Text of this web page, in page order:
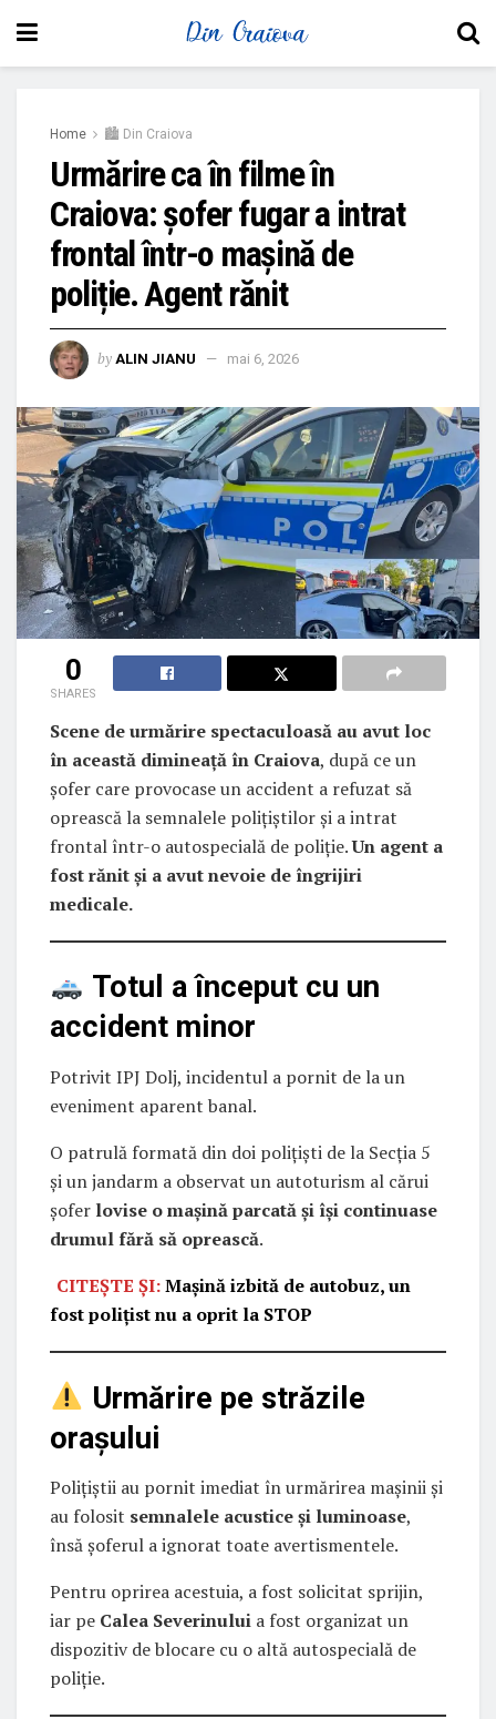
Home 🏙 Din Craiova
Urmărire ca în filme în
Craiova: șofer fugar a intrat
frontal într-o mașină de
poliție. Agent rănit
by ALIN JIANU mai 6, 2026
0
SHARES
Scene de urmărire spectaculoasă au avut loc
în această dimineață în Craiova, după ce un
șofer care provocase un accident a refuzat să
oprească la semnalele polițiștilor și a intrat
frontal într-o autospecială de poliție.Un agent a
fost rănit și a avut nevoie de îngrijiri
medicale.
Totul a început cu un
accident minor
Potrivit IPJ Dolj, incidentul a pornit de la un
eveniment aparent banal.
O patrulă formată din doi polițiști de la Secția 5
și un jandarm a observat un autoturism al cărui
șofer lovise o mașină parcată și își continuase
drumul fără să oprească.
CITEȘTE ȘI:Mașină izbită de autobuz, un
fost polițist nu a oprit la STOP
Urmărire pe străzile
orașului
Polițiștii au pornit imediat în urmărirea mașinii și
au folosit semnalele acustice și luminoase,
însă șoferul a ignorat toate avertismentele.
Pentru oprirea acestuia, a fost solicitat sprijin,
iar pe Calea Severinului a fost organizat un
dispozitiv de blocare cu o altă autospecială de
poliție.